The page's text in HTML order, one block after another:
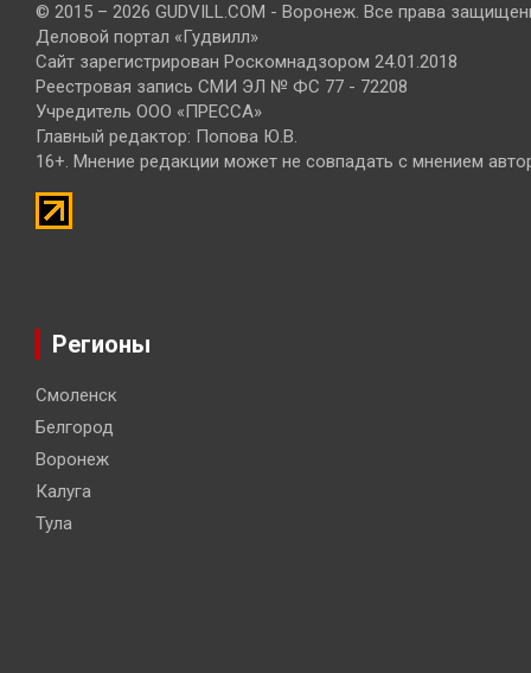
© 2015 – 2026 GUDVILL.COM - Воронеж. Все права
Деловой портал «Гудвилл»
Сайт зарегистрирован Роскомнадзором 24.01.2018
Реестровая запись СМИ ЭЛ № ФС 77 - 72208
Учредитель ООО «ПРЕССА»
Главный редактор: Попова Ю.В.
16+. Мнение редакции может не совпадать с мнением
Регионы
Смоленск
Белгород
Воронеж
Калуга
Тула